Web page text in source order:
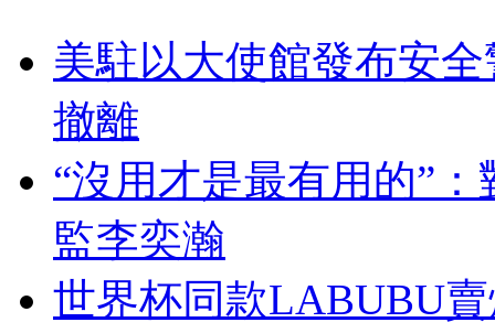
美駐以大使館發布安
撤離
“沒用才是最有用的”
監李奕瀚
世界杯同款LABUBU